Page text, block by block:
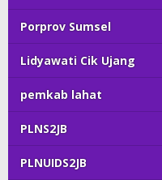
Porprov Sumsel
Lidyawati Cik Ujang
pemkab lahat
PLNS2JB
PLNUIDS2JB